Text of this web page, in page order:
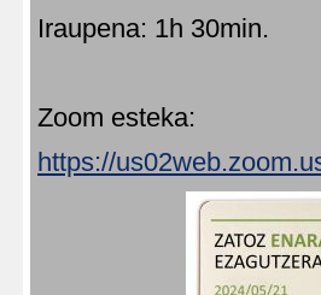
Iraupena: 1h 30min.
Zoom esteka:
https://